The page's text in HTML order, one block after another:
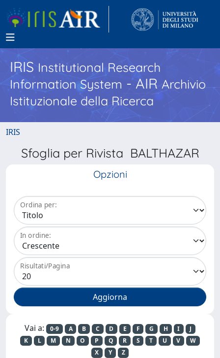
IRISInstitutional Research
Information System - AIR Archivio
Istituzionale della Ricerca
IRIS
Sfoglia per Rivista BALTHAZAR
Opzioni
Ordina per:
In ordine:
Risultati/Pagina
Vai a: 0-9 A B C D E F G H I
J
K
L M N O P Q R S T U V
W
X
Y Z